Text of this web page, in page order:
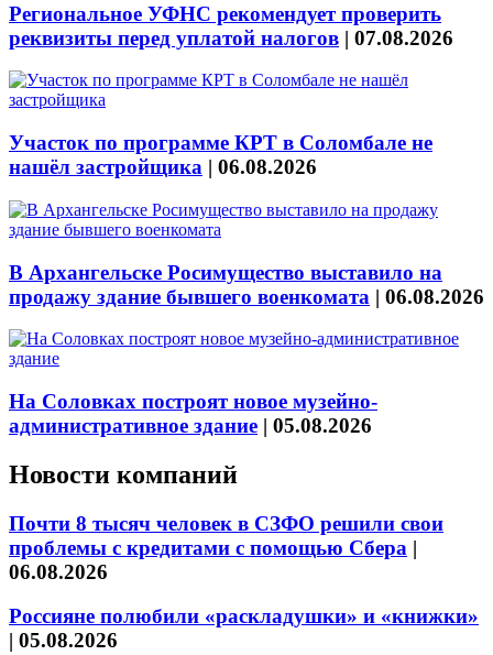
Региональное УФНС рекомендует проверить
реквизиты перед уплатой налогов | 07.08.2026
Участок по программе КРТ в Соломбале не
нашёл застройщика | 06.08.2026
В Архангельске Росимущество выставило на
продажу здание бывшего военкомата | 06.08.2026
На Соловках построят новое музейно-
административное здание | 05.08.2026
Новости компаний
Почти 8 тысяч человек в СЗФО решили свои
проблемы с кредитами с помощью Сбера |
06.08.2026
Россияне полюбили «раскладушки» и «книжки»
| 05.08.2026